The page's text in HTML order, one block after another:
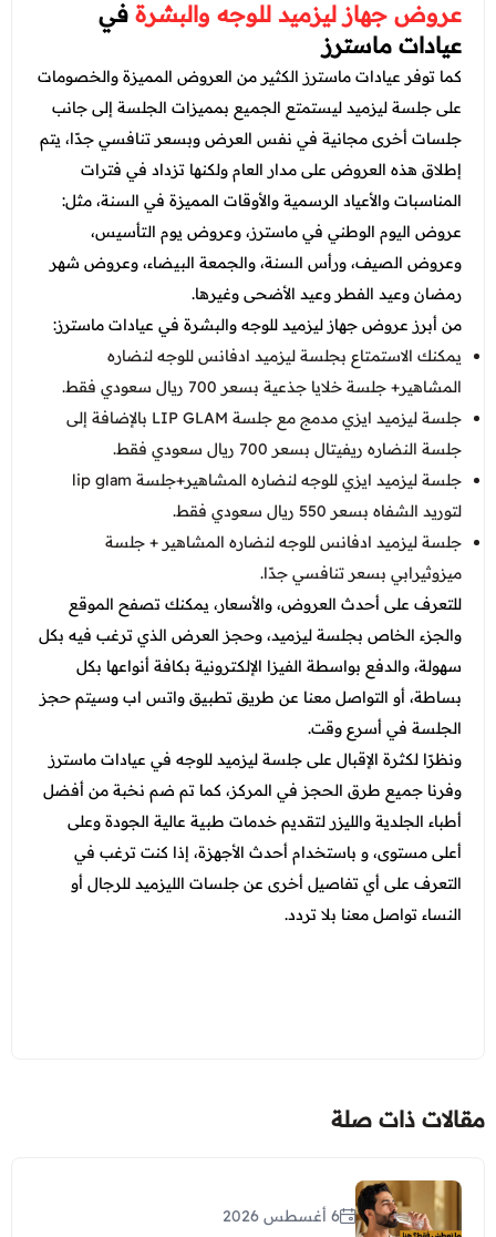
عروض جهاز ليزميد للوجه والبشرةفي
عيادات ماسترز
كما توفر عيادات ماسترز الكثير من العروض المميزة والخصومات
على جلسة ليزميد ليستمتع الجميع بمميزات الجلسة إلى جانب
جلسات أخرى مجانية في نفس العرض وبسعر تنافسي جدًا، يتم
إطلاق هذه العروض على مدار العام ولكنها تزداد في فترات
المناسبات والأعياد الرسمية والأوقات المميزة في السنة، مثل:
عروض اليوم الوطني في ماسترز، وعروض يوم التأسيس،
وعروض الصيف، ورأس السنة، والجمعة البيضاء، وعروض شهر
رمضان وعيد الفطر وعيد الأضحى وغيرها.
من أبرز عروض جهاز ليزميد للوجه والبشرة في عيادات ماسترز:
يمكنك الاستمتاع بجلسة ليزميد ادفانس للوجه لنضاره
المشاهير+ جلسة خلايا جذعية بسعر 700 ريال سعودي فقط.
جلسة ليزميد ايزي مدمج مع جلسة LIP GLAM بالإضافة إلى
جلسة النضاره ريفيتال بسعر 700 ريال سعودي فقط.
جلسة ليزميد ايزي للوجه لنضاره المشاهير+جلسة lip glam
لتوريد الشفاه بسعر 550 ريال سعودي فقط.
جلسة ليزميد ادفانس للوجه لنضاره المشاهير + جلسة
ميزوثيرابي بسعر تنافسي جدًا.
للتعرف على أحدث العروض، والأسعار، يمكنك تصفح الموقع
والجزء الخاص بجلسة ليزميد، وحجز العرض الذي ترغب فيه بكل
سهولة، والدفع بواسطة الفيزا الإلكترونية بكافة أنواعها بكل
بساطة، أو التواصل معنا عن طريق تطبيق واتس اب وسيتم حجز
الجلسة في أسرع وقت.
ونظرًا لكثرة الإقبال على جلسة ليزميد للوجه في عيادات ماسترز
وفرنا جميع طرق الحجز في المركز، كما تم ضم نخبة من أفضل
أطباء الجلدية والليزر لتقديم خدمات طبية عالية الجودة وعلى
أعلى مستوى، و باستخدام أحدث الأجهزة، إذا كنت ترغب في
التعرف على أي تفاصيل أخرى عن جلسات الليزميد للرجال أو
النساء تواصل معنا بلا تردد.
مقالات ذات صلة
6 أغسطس 2026